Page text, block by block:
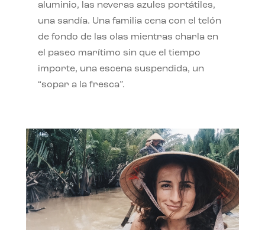
aluminio, las neveras azules portátiles,
una sandía. Una familia cena con el telón
de fondo de las olas mientras charla en
el paseo marítimo sin que el tiempo
importe, una escena suspendida, un
“sopar a la fresca”.